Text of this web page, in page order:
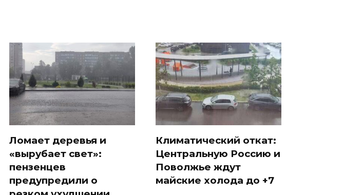
Ломает деревья и
«вырубает свет»:
пензенцев
предупредили о
Климатический откат:
Центральную Россию и
Поволжье ждут
майские холода до +7